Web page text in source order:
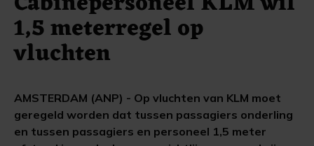
1,5 meterregel op
vluchten
AMSTERDAM (ANP) - Op vluchten van KLM moet
geregeld worden dat tussen passagiers onderling
en tussen passagiers en personeel 1,5 meter